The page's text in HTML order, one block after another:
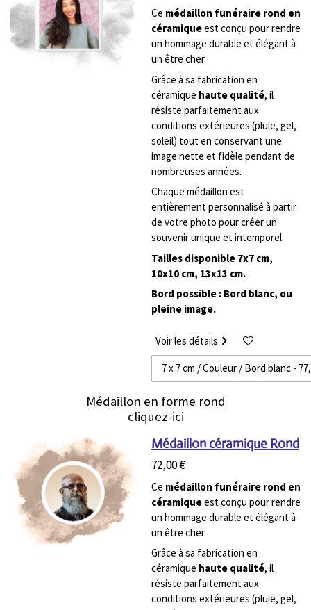
Ce médaillon funéraire rond en
céramiqueest conçu pour rendre
un hommage durable et élégant à
un être cher.
Grâce à sa fabrication en
céramique haute qualité, il
résiste parfaitement aux
conditions extérieures (pluie, gel,
soleil) tout en conservant une
image nette et fidèle pendant de
nombreuses années.
Chaque médaillon est
entièrement personnalisé à partir
de votre photo pour créer un
souvenir unique et intemporel.
Tailles disponible 7x7 cm,
10x10 cm, 13x13 cm.
Bord possible : Bord blanc, ou
pleine image.
Voir les détails
Médaillon en forme rond
cliquez-ici
Médaillon céramique Rond
72,00 €
Ce médaillon funéraire rond en
céramiqueest conçu pour rendre
un hommage durable et élégant à
un être cher.
Grâce à sa fabrication en
céramique haute qualité, il
résiste parfaitement aux
conditions extérieures (pluie, gel,